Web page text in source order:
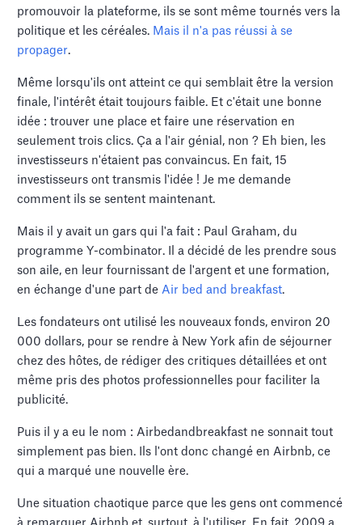
promouvoir la plateforme, ils se sont même tournés vers la
politique et les céréales. Mais il n'a pas réussi à se
propager.
Même lorsqu'ils ont atteint ce qui semblait être la version
finale, l'intérêt était toujours faible. Et c'était une bonne
idée : trouver une place et faire une réservation en
seulement trois clics. Ça a l'air génial, non ? Eh bien, les
investisseurs n'étaient pas convaincus. En fait, 15
investisseurs ont transmis l'idée ! Je me demande
comment ils se sentent maintenant.
Mais il y avait un gars qui l'a fait : Paul Graham, du
programme Y-combinator. Il a décidé de les prendre sous
son aile, en leur fournissant de l'argent et une formation,
en échange d'une part deAir bed and breakfast.
Les fondateurs ont utilisé les nouveaux fonds, environ 20
000 dollars, pour se rendre à New York afin de séjourner
chez des hôtes, de rédiger des critiques détaillées et ont
même pris des photos professionnelles pour faciliter la
publicité.
Puis il y a eu le nom : Airbedandbreakfast ne sonnait tout
simplement pas bien. Ils l'ont donc changé en Airbnb, ce
qui a marqué une nouvelle ère.
Une situation chaotique parce que les gens ont commencé